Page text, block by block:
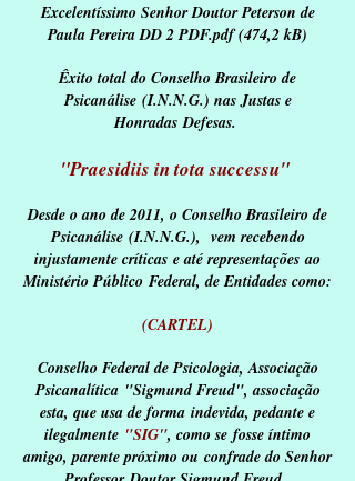
Excelentíssimo Senhor Doutor Peterson de
Paula Pereira DD 2 PDF.pdf (474,2 kB)
Êxito total do Conselho Brasileiro de
Psicanálise (I.N.N.G.) nas Justas e
Honradas Defesas.
"Praesidiis in tota successu"
Desde o ano de 2011, o Conselho Brasileiro de
Psicanálise (I.N.N.G.), vem recebendo
injustamente críticas e até representações ao
Ministério Público Federal, de Entidades como:
(CARTEL)
Conselho Federal de Psicologia, Associação
Psicanalítica "Sigmund Freud", associação
esta, que usa de forma indevida, pedante e
ilegalmente "SIG", como se fosse íntimo
amigo, parente próximo ou confradedo Senhor